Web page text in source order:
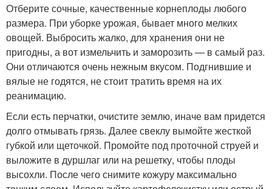
Отберите сочные, качественные корнеплоды любого
размера. При уборке урожая, бывает много мелких
овощей. Выбросить жалко, для хранения они не
пригодны, а вот измельчить и заморозить — в самый раз.
Они отличаются очень нежным вкусом. Подгнившие и
вялые не годятся, не стоит тратить время на их
реанимацию.
Если есть перчатки, очистите землю, иначе вам придется
долго отмывать грязь. Далее свеклу вымойте жесткой
губкой или щеточкой. Промойте под проточной струей и
выложите в дуршлаг или на решетку, чтобы плоды
высохли. После чего снимите кожуру максимально